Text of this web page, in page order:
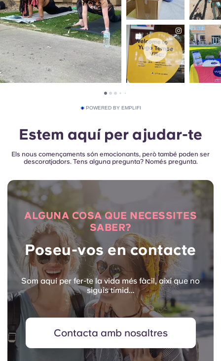
POWERED BY EMPLIFI
Estem aquí per ajudar-te
Els nous començaments són emocionants, però també poden ser
descoratjadors. Tens alguna pregunta? Només pregunta.
ALGUNA COSA QUE NECESSITES
SABER?
Poseu-vos en contacte
Som aquí per fer-te la vida més fàcil, així que no
siguis tímid...
Contacta amb nosaltres